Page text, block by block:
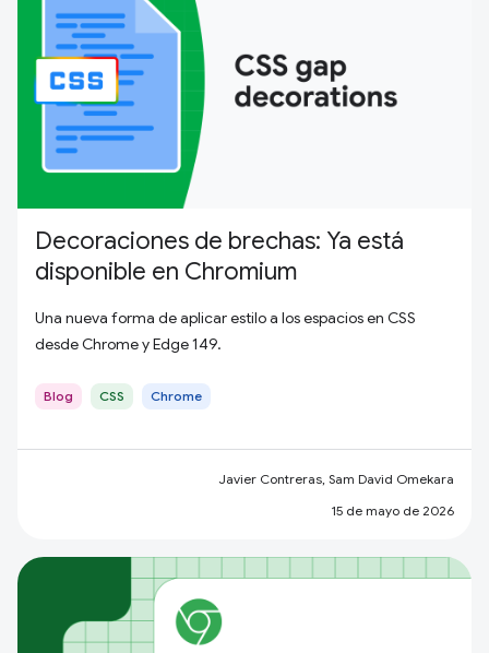
Decoraciones de brechas: Ya está
disponible en Chromium
Una nueva forma de aplicar estilo a los espacios en CSS
desde Chrome y Edge 149.
Blog CSS Chrome
Javier Contreras, Sam David Omekara
15 de mayo de 2026